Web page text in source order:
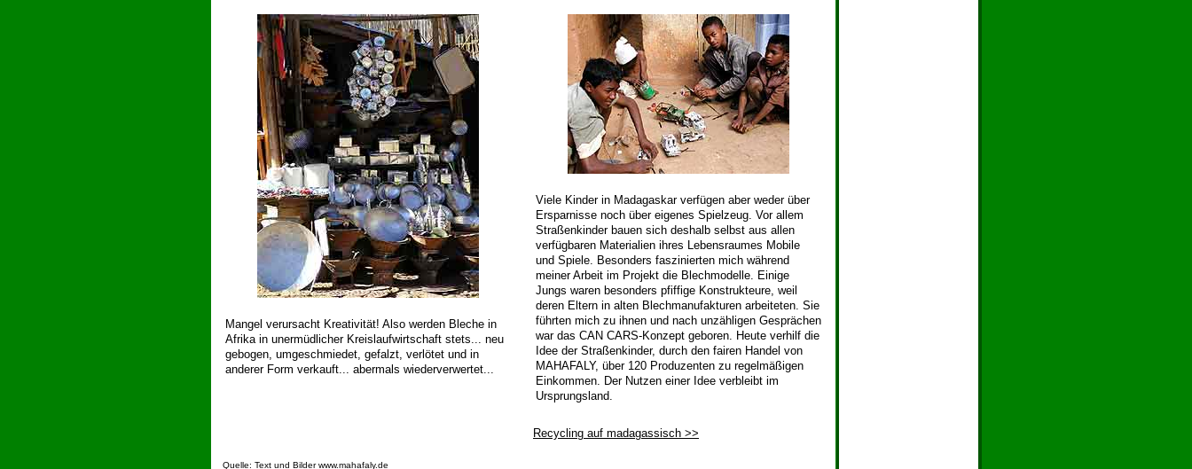
Mangel verursacht Kreativität! Also werden Bleche in
Afrika in unermüdlicher Kreislaufwirtschaft stets... neu
gebogen, umgeschmiedet, gefalzt, verlötet und in
anderer Form verkauft... abermals wiederverwertet...
Viele Kinder in Madagaskar verfügen aber weder über
Ersparnisse noch über eigenes Spielzeug. Vor allem
Straßenkinder bauen sich deshalb selbst aus allen
verfügbaren Materialien ihres Lebensraumes Mobile
und Spiele. Besonders faszinierten mich während
meiner Arbeit im Projekt die Blechmodelle. Einige
Jungs waren besonders pfiffige Konstrukteure, weil
deren Eltern in alten Blechmanufakturen arbeiteten. Sie
führten mich zu ihnen und nach unzähligen Gesprächen
war das CAN CARS-Konzept geboren. Heute verhilf die
Idee der Straßenkinder, durch den fairen Handel von
MAHAFALY, über 120 Produzenten zu regelmäßigen
Einkommen. Der Nutzen einer Idee verbleibt im
Ursprungsland.
Recycling auf madagassisch >>
Quelle: Text und Bilderwww.mahafaly.de